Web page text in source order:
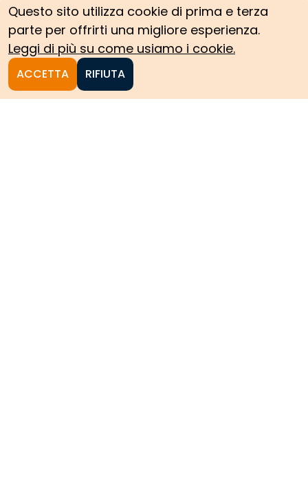
Questo sito utilizza cookie di prima e terza
parte per offrirti una migliore esperienza.
Leggi di più su come usiamo i cookie.
ACCETTA RIFIUTA